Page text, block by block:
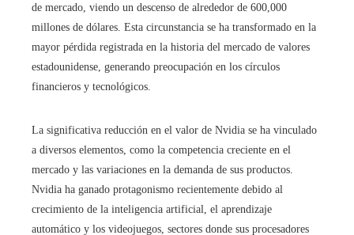
de mercado, viendo un descenso de alrededor de 600,000
millones de dólares. Esta circunstancia se ha transformado en la
mayor pérdida registrada en la historia del mercado de valores
estadounidense, generando preocupación en los círculos
financieros y tecnológicos.
La significativa reducción en el valor de Nvidia se ha vinculado
a diversos elementos, como la competencia creciente en el
mercado y las variaciones en la demanda de sus productos.
Nvidia ha ganado protagonismo recientemente debido al
crecimiento de la inteligencia artificial, el aprendizaje
automático y los videojuegos, sectores donde sus procesadores